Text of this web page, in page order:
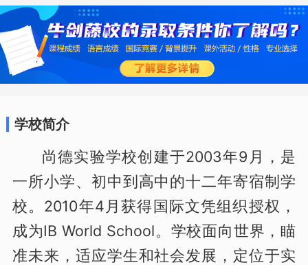
学校简介
尚德实验学校创建于2003年9月，是
一所小学、初中到高中的十二年寄宿制学
校。2010年4月获得国际文凭组织授权，
成为IB World School。学校面向世界，瞄
准未来，适应学生和社会发展，定位于实